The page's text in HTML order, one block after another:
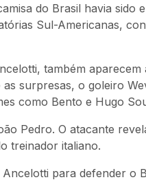
do Brasil havia
Sul-Americanas,
também aparecem
as surpresas, o goleiro
como Bento e Hugo
Pedro. O atacante
treinador italiano.
para defender o